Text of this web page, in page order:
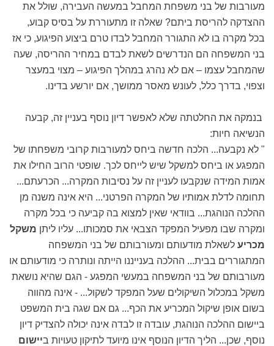
מעורבות של בני משפחת המחבל במעשה העבירה, שולל את
ההצדקה להריסת ביתם? שאלה זו מתעוררת על בסיס קבוע,
בכל מקרה בו לא התגורר המחבל לבדו טרם ביצוע הפיגוע, כי אז
בני המשפחה הם הנדרשים לשאת לבדם במחיר ההריסה, שעה
שהמחבל עצמו – אם לא נהרג במהלך הפיגוע – מצוי במעצר
וצפוי, בדרך כלל, לעונש מאסר ממושך, אם יורשע בדינו.
בנמקה את החלטתה שלא לאפשר דיון נוסף בעניין זה, קבעה
הנשיאה חיות:
" לא נקבעה... הלכה חדשה ביחס למעורבות קרובי משפחתו של
המפגע או ביחס למשקל שיש לייחס לכך. שופטי הרוב החילו את
אמות המידה שנקבעו לעניין זה על נסיבות המקרה... הכרעתם...
תחומה לדלת אמותיו של המקרה הפרטני... היא אינה משנה מן
ההלכה הנוהגת... בוודאי שאין למצוא בה קביעה כי בכל מקרה
ומקרה שבו מפעיל המפקד הצבאי את סמכותו... עליו ליתן משקל
מכריע לשאלת מודעותם ומעורבותם של בני המשפחה
המתגוררים בבית... ההלכה בענייננו הייתה ונותרה כי מודעותם או
מעורבותם של בני המשפחה במעשי המפגע - הגם שהיא נושאת
משקל במכלול השיקולים שעל המפקד לשקול... - אינה מהווה
בשום אופן שיקול המכריע את הכף... גם אם שגה בית המשפט
ביישום ההלכה הנוהגת, עובדה זו לבדה אינה יכולה להצדיק דיון
נוסף, שכן... הליך הדיון הנוסף אינו מיועד לתיקון טעויות ביישום